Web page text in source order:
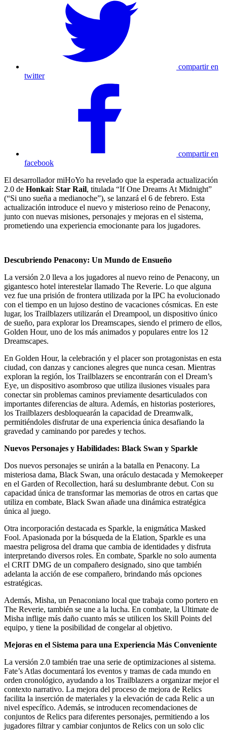
compartir en
twitter
compartir en
facebook
El desarrollador miHoYo ha revelado que la esperada actualización
2.0 de Honkai: Star Rail, titulada “If One Dreams At Midnight”
(“Si uno sueña a medianoche”), se lanzará el 6 de febrero. Esta
actualización introduce el nuevo y misterioso reino de Penacony,
junto con nuevas misiones, personajes y mejoras en el sistema,
prometiendo una experiencia emocionante para los jugadores.
Descubriendo Penacony: Un Mundo de Ensueño
La versión 2.0 lleva a los jugadores al nuevo reino de Penacony, un
gigantesco hotel interestelar llamado The Reverie. Lo que alguna
vez fue una prisión de frontera utilizada por la IPC ha evolucionado
con el tiempo en un lujoso destino de vacaciones cósmicas. En este
lugar, los Trailblazers utilizarán el Dreampool, un dispositivo único
de sueño, para explorar los Dreamscapes, siendo el primero de ellos,
Golden Hour, uno de los más animados y populares entre los 12
Dreamscapes.
En Golden Hour, la celebración y el placer son protagonistas en esta
ciudad, con danzas y canciones alegres que nunca cesan. Mientras
exploran la región, los Trailblazers se encontrarán con el Dream’s
Eye, un dispositivo asombroso que utiliza ilusiones visuales para
conectar sin problemas caminos previamente desarticulados con
importantes diferencias de altura. Además, en historias posteriores,
los Trailblazers desbloquearán la capacidad de Dreamwalk,
permitiéndoles disfrutar de una experiencia única desafiando la
gravedad y caminando por paredes y techos.
Nuevos Personajes y Habilidades: Black Swan y Sparkle
Dos nuevos personajes se unirán a la batalla en Penacony. La
misteriosa dama, Black Swan, una oráculo destacada y Memokeeper
en el Garden of Recollection, hará su deslumbrante debut. Con su
capacidad única de transformar las memorias de otros en cartas que
utiliza en combate, Black Swan añade una dinámica estratégica
única al juego.
Otra incorporación destacada es Sparkle, la enigmática Masked
Fool. Apasionada por la búsqueda de la Elation, Sparkle es una
maestra peligrosa del drama que cambia de identidades y disfruta
interpretando diversos roles. En combate, Sparkle no solo aumenta
el CRIT DMG de un compañero designado, sino que también
adelanta la acción de ese compañero, brindando más opciones
estratégicas.
Además, Misha, un Penaconiano local que trabaja como portero en
The Reverie, también se une a la lucha. En combate, la Ultimate de
Misha inflige más daño cuanto más se utilicen los Skill Points del
equipo, y tiene la posibilidad de congelar al objetivo.
Mejoras en el Sistema para una Experiencia Más Conveniente
La versión 2.0 también trae una serie de optimizaciones al sistema.
Fate’s Atlas documentará los eventos y tramas de cada mundo en
orden cronológico, ayudando a los Trailblazers a organizar mejor el
contexto narrativo. La mejora del proceso de mejora de Relics
facilita la inserción de materiales y la elevación de cada Relic a un
nivel específico. Además, se introducen recomendaciones de
conjuntos de Relics para diferentes personajes, permitiendo a los
jugadores filtrar y cambiar conjuntos de Relics con un solo clic